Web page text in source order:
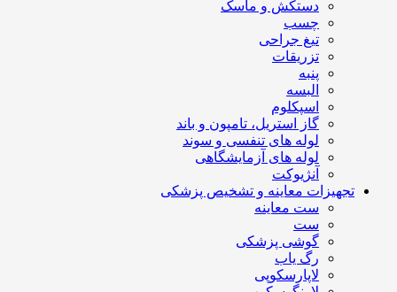
دستکش و ماسک
چسب
تیغ جراحی
تزریقات
پنبه
البسه
اسپکلوم
گاز استریل، تامپون و باند
لوله های تنفسی و سوند
لوله های آزمایشگاهی
آنژیوکت
تجهیزات معاینه و تشخیص پزشکی
ست معاینه
ست
گوشی پزشکی
رگ یاب
لاپارسکوپی